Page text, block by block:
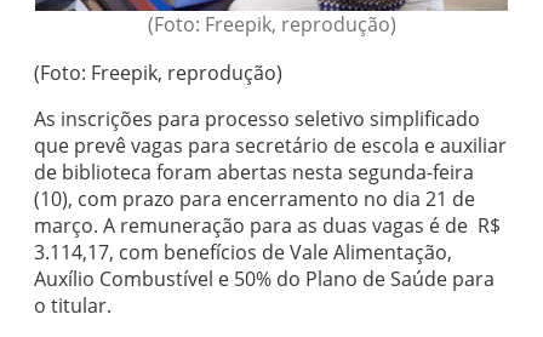
(Foto: Freepik, reprodução)
(Foto: Freepik, reprodução)
As inscrições para processo seletivo simplificado
que prevê vagas para secretário de escola e auxiliar
de biblioteca foram abertas nesta segunda-feira
(10), com prazo para encerramento no dia 21 de
março. A remuneração para as duas vagas é de R$
3.114,17, com benefícios de Vale Alimentação,
Auxílio Combustível e 50% do Plano de Saúde para
o titular.